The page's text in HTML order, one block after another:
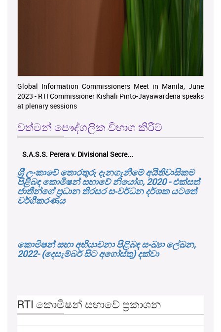
Global Information Commissioners Meet in Manila, June
2023 - RTI Commissioner Kishali Pinto-Jayawardena speaks
at plenary sessions
වත්මන් පෞද්ගලික විභාග කිරීම්
එච්. චන්ද්‍රසේන එ. ප්‍රාදේශීය ලේකම්...
ශ‍්‍රී ලංකාවේ තොරතුරු දැනගැනීමේ අයිතිවාසිකම
පිළිබඳ කොමිෂන් සභාවේ නියෝග, 2020 - එක්සත්
ජාතීන්ගේ ප්‍රධාන තිරසර සංවර්ධන දර්ශක යටතේ
වර්ගීකරණය
කොමිෂන් සභා අභියාචනා පිළිබඳ සංඛ්‍යා ලේඛන,
2022- (දෙසැම්බර් සිට අගෝස්තු) දක්වා
RTI කොමිෂන් සභාවේ ප්‍රකාශන